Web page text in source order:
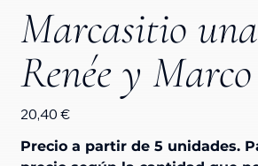
Marcasitio
Renée y Marco
Precio
20,40 €
Precio a partir de 5 unidades.